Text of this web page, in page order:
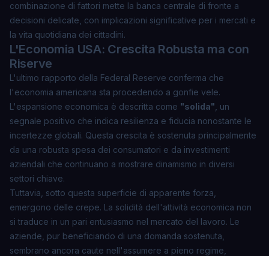
combinazione di fattori mette la banca centrale di fronte a
decisioni delicate, con implicazioni significative per i mercati e
la vita quotidiana dei cittadini.
L'Economia USA: Crescita Robusta ma con
Riserve
L'ultimo rapporto della Federal Reserve conferma che
l'economia americana sta procedendo a gonfie vele.
L'espansione economica è descritta come "solida" , un
segnale positivo che indica resilienza e fiducia nonostante le
incertezze globali. Questa crescita è sostenuta principalmente
da una robusta spesa dei consumatori e da investimenti
aziendali che continuano a mostrare dinamismo in diversi
settori chiave.
Tuttavia, sotto questa superficie di apparente forza,
emergono delle crepe. La solidità dell'attività economica non
si traduce in un pari entusiasmo nel mercato del lavoro. Le
aziende, pur beneficiando di una domanda sostenuta,
sembrano ancora caute nell'assumere a pieno regime,